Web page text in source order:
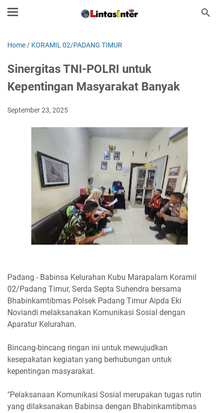
Home / KORAMIL 02/PADANG TIMUR
Sinergitas TNI-POLRI untuk
Kepentingan Masyarakat Banyak
September 23, 2025
Padang - Babinsa Kelurahan Kubu Marapalam Koramil
02/Padang Timur, Serda Septa Suhendra bersama
Bhabinkamtibmas Polsek Padang Timur Aipda Eki
Noviandi melaksanakan Komunikasi Sosial dengan
Aparatur Kelurahan.
Bincang-bincang ringan ini untuk mewujudkan
kesepakatan kegiatan yang berhubungan untuk
kepentingan masyarakat.
"Pelaksanaan Komunikasi Sosial merupakan tugas rutin
yang dilaksanakan Babinsa dengan Bhabinkamtibmas